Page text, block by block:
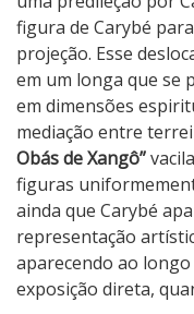
figura de Carybé
projeção. Esse
em um longa que se
em dimensões
mediação entre
Obás de Xangô”
figuras
ainda que Carybé
representação
aparecendo ao
exposição direta,